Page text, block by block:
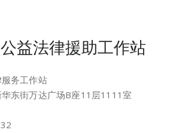
益法律援助工作站
务工作站
东街万达广场B座11层1111室